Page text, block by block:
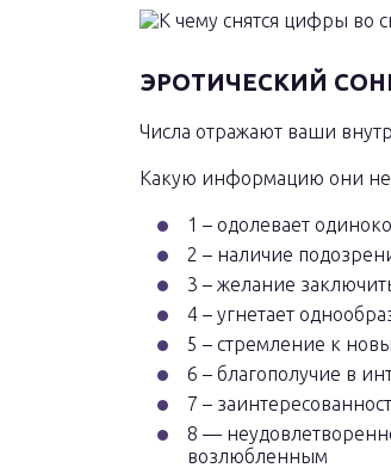
ЭРОТИЧЕСКИЙ
Числа отражают ваши
Какую информацию они
1 – одолевает
2 – наличие
3 – желание
4 – угнетает
5 – стремление к
6 – благополучие в
7 –
8 —
возлюбленным